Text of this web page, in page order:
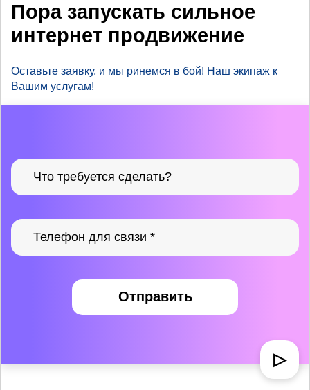
Пора запускать сильное
интернет продвижение
Оставьте заявку, и мы ринемся в бой! Наш экипаж к
Вашим услугам!
Отправить
▷